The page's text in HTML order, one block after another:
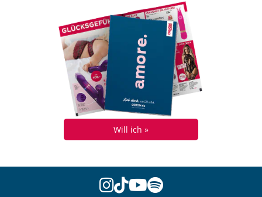
Will ich »
instagram
tiktok
youtube
spotify